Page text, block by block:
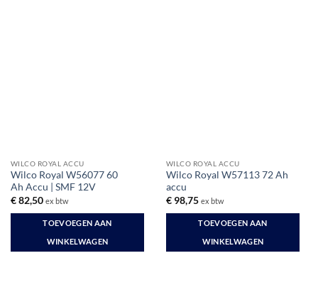
WILCO ROYAL ACCU
Wilco Royal W56077 60
Ah Accu | SMF 12V
€82,50 ex btw
TOEVOEGEN AAN
WINKELWAGEN
WILCO ROYAL ACCU
Wilco Royal W57113 72 Ah
accu
€98,75 ex btw
TOEVOEGEN AAN
WINKELWAGEN